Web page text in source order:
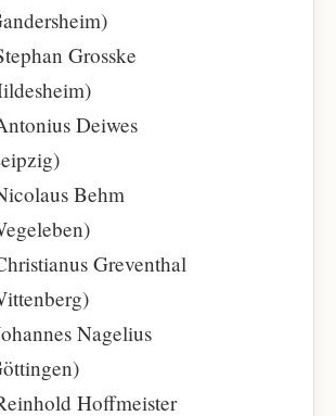
Grosske
Deiwes
Behm
Greventhal
Nagelius
Hoffmeister